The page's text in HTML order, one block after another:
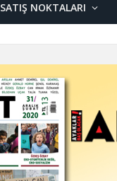
SATIŞ NOKTALARI